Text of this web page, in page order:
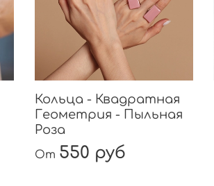
Кольца - Квадратная
Геометрия - Пыльная
Роза
От 550 руб